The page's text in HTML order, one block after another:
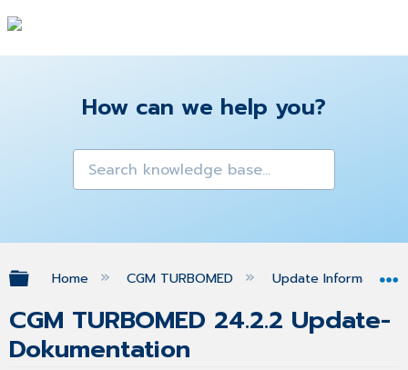
How can we help you?
Expand/collapse global hierarchy
Home CGM TURBOMED Update
CGM TURBOMED 24.2.2 Update-
Dokumentation